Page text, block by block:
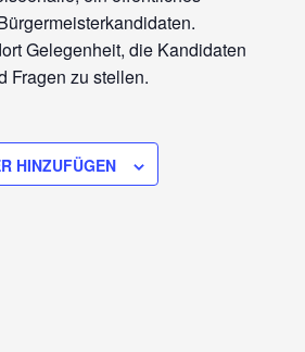
Gelegenheit, die Kandidaten
Fragen zu stellen.
HINZUFÜGEN